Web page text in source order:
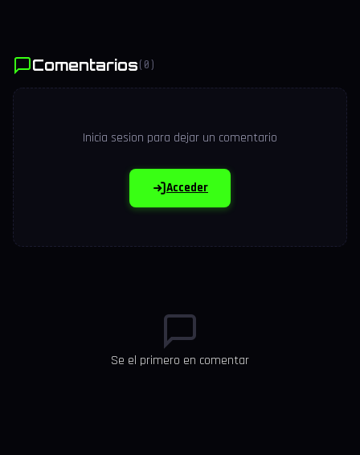
Comentarios (0)
Inicia sesion para dejar un comentario
Acceder
Se el primero en comentar